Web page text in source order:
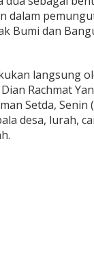
dalam
Bumi dan
langsung
Rachmat
Setda, Senin
desa, lurah,